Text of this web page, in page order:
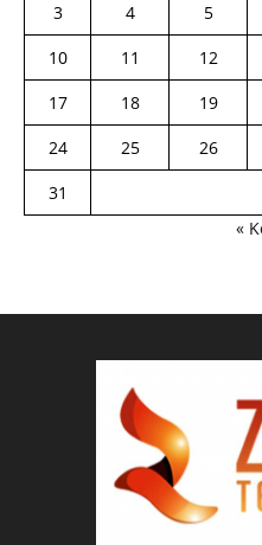
3
4 5
10
11 12
17
18 19
24
25 26
31
«